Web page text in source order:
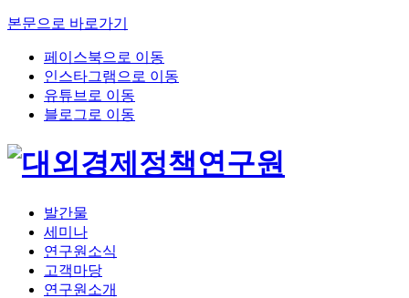
본문으로 바로가기
페이스북으로 이동
인스타그램으로 이동
유튜브로 이동
블로그로 이동
발간물
세미나
연구원소식
고객마당
연구원소개